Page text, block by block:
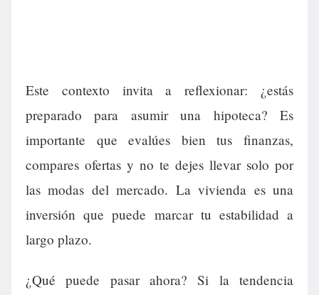
Este contexto invita a reflexionar: ¿estás
preparado para asumir una hipoteca? Es
importante que evalúes bien tus finanzas,
compares ofertas y no te dejes llevar solo por
las modas del mercado. La vivienda es una
inversión que puede marcar tu estabilidad a
largo plazo.
¿Qué puede pasar ahora? Si la tendencia